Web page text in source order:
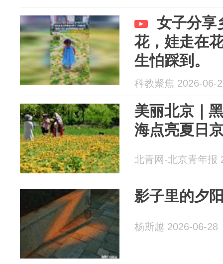
女子分享
花，娃走在
生怕踩到。
科教聚焦 2026-06-
美丽北京｜
海点亮夏日
北青网-北京青年报
影子里的夕
杨斯越 2026-06-28